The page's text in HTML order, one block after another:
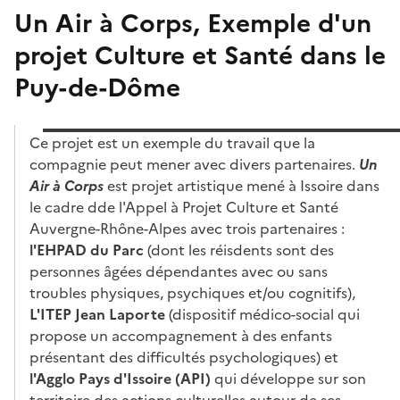
Un Air à Corps, Exemple d'un
projet Culture et Santé dans le
Puy-de-Dôme
Ce projet est un exemple du travail que la
compagnie peut mener avec divers partenaires. Un
Air à Corpsest projet artistique mené à Issoire dans
le cadre dde l'Appel à Projet Culture et Santé
Auvergne-Rhône-Alpes avec trois partenaires :
l'EHPAD du Parc(dont les réisdents sont des
personnes âgées dépendantes avec ou sans
troubles physiques, psychiques et/ou cognitifs),
L'ITEP Jean Laporte(dispositif médico-social qui
propose un accompagnement à des enfants
présentant des difficultés psychologiques) et
l'Agglo Pays d'Issoire (API) qui développe sur son